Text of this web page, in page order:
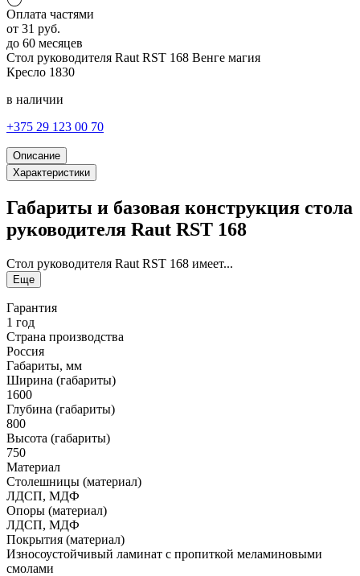
Оплата частями
от 31 руб.
до 60 месяцев
Стол руководителя Raut RST 168 Венге магия
Кресло 1830
в наличии
+375 29 123 00 70
Описание
Характеристики
Габариты и базовая конструкция стола
руководителя Raut RST 168
Стол руководителя Raut RST 168 имеет...
Еще
Гарантия
1 год
Страна производства
Россия
Габариты, мм
Ширина (габариты)
1600
Глубина (габариты)
800
Высота (габариты)
750
Материал
Столешницы (материал)
ЛДСП, МДФ
Опоры (материал)
ЛДСП, МДФ
Покрытия (материал)
Износоустойчивый ламинат с пропиткой меламиновыми
смолами